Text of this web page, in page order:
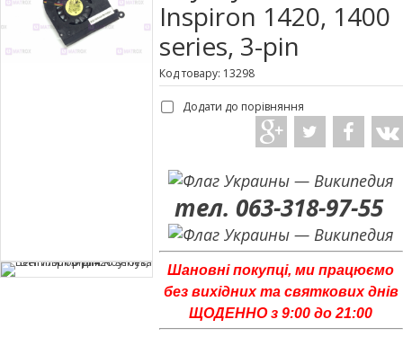
Inspiron 1420, 1400
series, 3-pin
Код товару: 13298
Додати до порівняння
тел. 063-318-97-55
Шановні покупці, ми працюємо
без вихідних та святкових днів
ЩОДЕННО з 9:00 до 21:00